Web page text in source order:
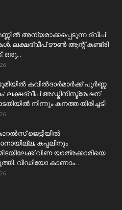
അന്യരാക്കപ്പെടുന്ന ദ്വീപ്
ലക്ഷദ്വീപ് ടൗൺ ആന്റ് കണ്ട്രി
ഒരു...
കവിൽദാർമാർക്ക് പൂർണ്ണ
ലക്ഷദ്വീപ് അഡ്മിനിസ്ട്രേഷന്
നിന്നും കനത്ത തിരിച്ചടി
ജെട്ടിയിൽ
കപ്പലിനും
വീണ യാത്രക്കാരിയെ
വീഡിയോ കാണാം...